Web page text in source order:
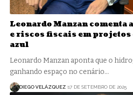
Leonardo Manzan comenta
e riscos fiscais em
azul
Leonardo Manzan aponta que o
ganhando espaço no cenário…
DIEGO VELÁZQUEZ 17 DE SETEMBRO DE 2025